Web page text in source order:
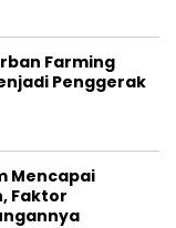
Farming
Penggerak
Mencapai
Faktor